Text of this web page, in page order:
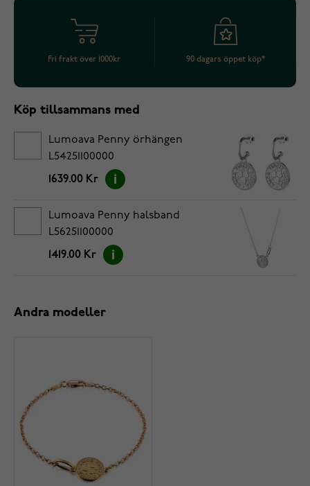
Fri frakt över 1000kr 90 dagars öppet köp*
Köp tillsammans med
Lumoava Penny örhängen
L54251100000
1639.00 Kr
Lumoava Penny halsband
L56251100000
1419.00 Kr
Andra modeller